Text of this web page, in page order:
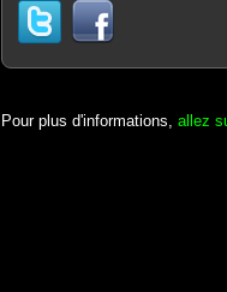
Pour plus d'informations, allez